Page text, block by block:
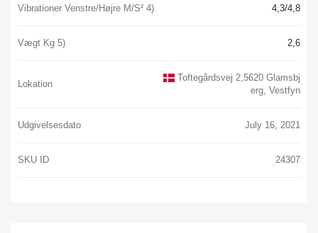
Vibrationer Venstre/højre M/s² 4) 4,3/4,8
Vægt Kg 5) 2,6
Lokation
Toftegårdsvej 2,5620 Glamsbj
Erg, Vestfyn
Udgivelsesdato July 16, 2021
SKU ID 24307